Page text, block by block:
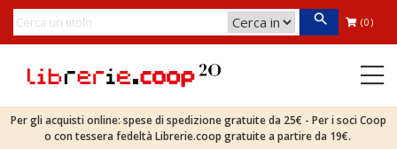
(0)
Per gli acquisti online: spese di spedizione gratuite da 25€ - Per i soci Coop
o con tessera fedeltà Librerie.coop gratuite a partire da 19€.